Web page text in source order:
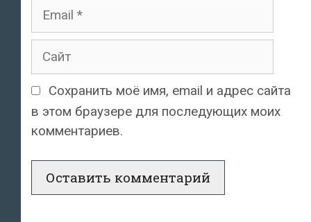
Email
Сайт
Сохранить моё имя, email и адрес сайта
в этом браузере для последующих моих
комментариев.